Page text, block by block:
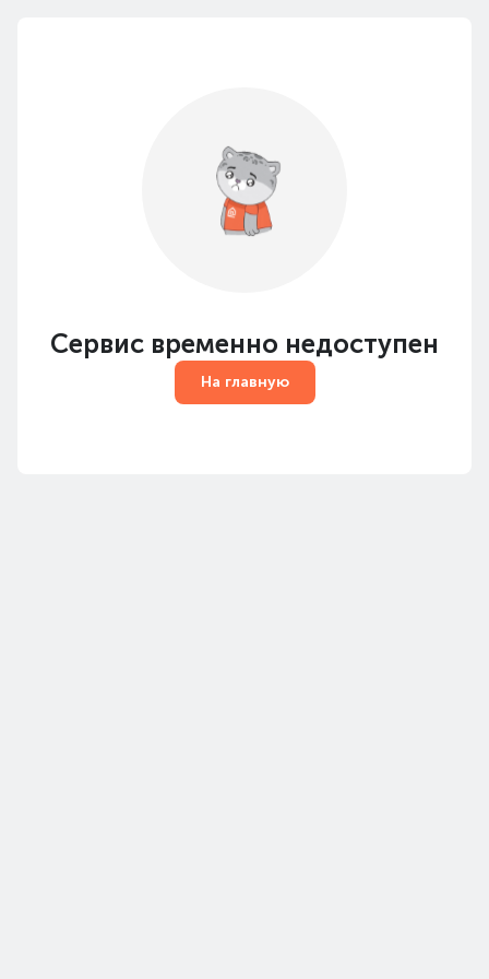
Сервис временно недоступен
На главную